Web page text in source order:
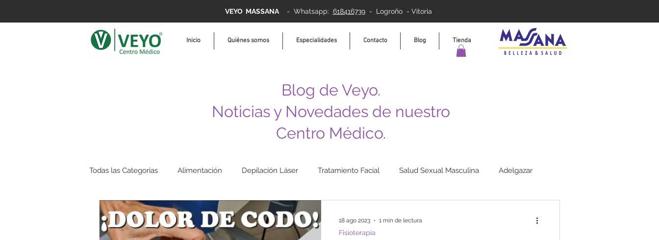
VEYO MASSANA- Whatsapp: 618416739- Logroño - Vitoria
Inicio Quiénes somos Especialidades Contacto Blog Tienda
Blog de Veyo.
Noticias y Novedades de nuestro
Centro Médico.
Todas las Categorias Alimentación Depilación Láser Tratamiento Facial Salud Sexual Masculina Adelgazar
Reafirmar Fisioterapia Termosudación Relajación
Fisioterapia
18 ago 2023 1 min de lectura